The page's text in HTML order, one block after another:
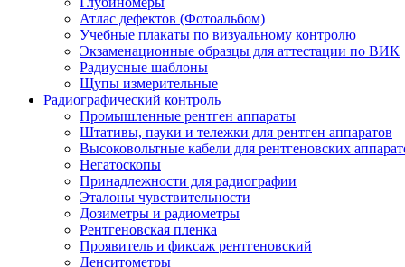
Атлас дефектов (Фотоальбом)
Учебные плакаты по визуальному контролю
Экзаменационные образцы для аттестации по ВИК
Радиусные шаблоны
Щупы измерительные
Радиографический контроль
Промышленные рентген аппараты
Штативы, пауки и тележки для рентген аппаратов
Высоковольтные кабели для рентгеновских
Негатоскопы
Принадлежности для радиографии
Эталоны чувствительности
Дозиметры и радиометры
Рентгеновская пленка
Проявитель и фиксаж рентгеновский
Денситометры